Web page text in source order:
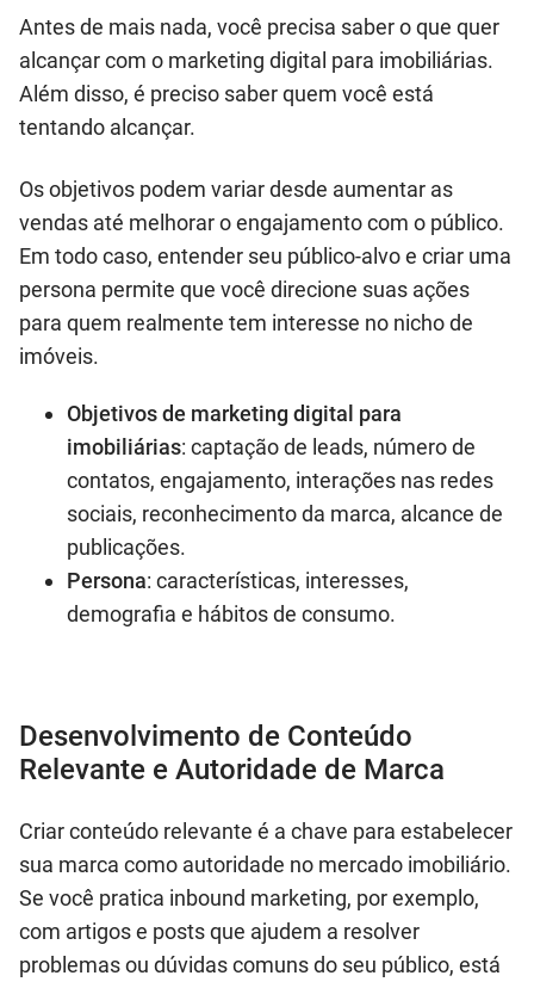
Antes de mais nada, você precisa saber o que quer
alcançar com o marketing digital para imobiliárias.
Além disso, é preciso saber quem você está
tentando alcançar.
Os objetivos podem variar desde aumentar as
vendas até melhorar o engajamento com o público.
Em todo caso, entender seu público-alvo e criar uma
persona permite que você direcione suas ações
para quem realmente tem interesse no nicho de
imóveis.
Objetivos de marketing digital para
imobiliárias: captação de leads, número de
contatos, engajamento, interações nas redes
sociais, reconhecimento da marca, alcance de
publicações.
Persona: características, interesses,
demografia e hábitos de consumo.
Desenvolvimento de Conteúdo
Relevante e Autoridade de Marca
Criar conteúdo relevante é a chave para estabelecer
sua marca como autoridade no mercado imobiliário.
Se você pratica inbound marketing, por exemplo,
com artigos e posts que ajudem a resolver
problemas ou dúvidas comuns do seu público, está